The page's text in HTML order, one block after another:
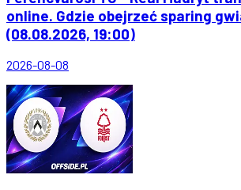
online. Gdzie obejrzeć sparing
(08.08.2026, 19:00)
2026-08-08